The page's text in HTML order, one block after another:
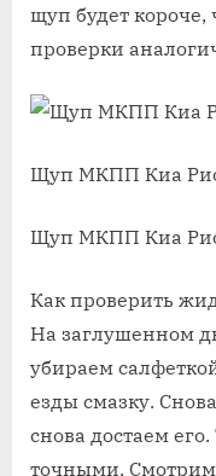
щуп будет
проверки
Щуп МКПП Киа
Щуп МКПП Киа
Как проверить
На заглушенном
убираем
езды смазку.
снова достаем
точными. Смотрим